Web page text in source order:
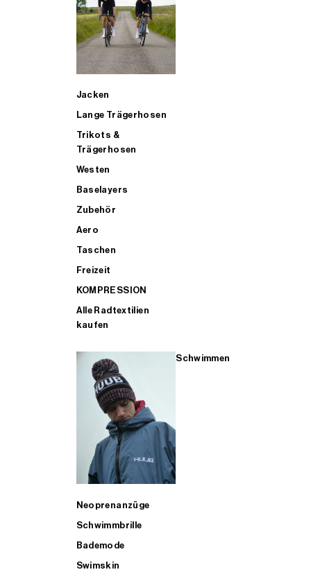
Jacken
Lange Trägerhosen
Trikots &
Trägerhosen
Westen
Baselayers
Zubehör
Aero
Taschen
Freizeit
KOMPRESSION
Alle Radtextilien
kaufen
Schwimmen
Neoprenanzüge
Schwimmbrille
Bademode
Swimskin
ALLE TRIATHLONARTIKEL FÜR MÄNNER KAUFEN